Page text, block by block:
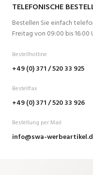
TELEFONISCHE
Bestellen Sie einfach
Freitag von 09:00 bis 16:00
Bestellhotline
+49 (0) 371 / 520 33 925
Bestellfax
+49 (0) 371 / 520 33 926
Bestellung per Mail
info@swa-